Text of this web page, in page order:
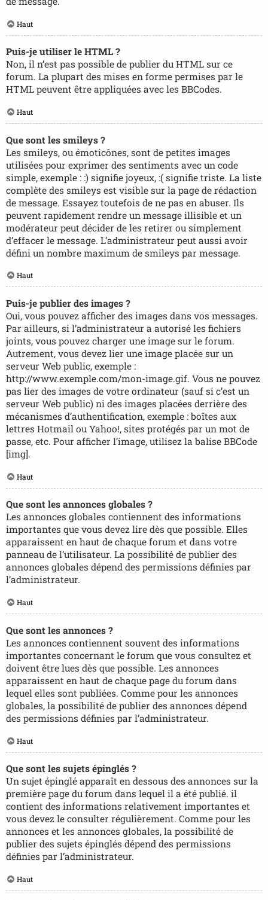
Haut
Puis-je utiliser le HTML ?
Non, il n’est pas possible de publier du HTML sur ce
forum. La plupart des mises en forme permises par le
HTML peuvent être appliquées avec les BBCodes.
Haut
Que sont les smileys ?
Les smileys, ou émoticônes, sont de petites images
utilisées pour exprimer des sentiments avec un code
simple, exemple : :) signifie joyeux, :( signifie triste. La liste
complète des smileys est visible sur la page de rédaction
de message. Essayez toutefois de ne pas en abuser. Ils
peuvent rapidement rendre un message illisible et un
modérateur peut décider de les retirer ou simplement
d’effacer le message. L’administrateur peut aussi avoir
défini un nombre maximum de smileys par message.
Haut
Puis-je publier des images ?
Oui, vous pouvez afficher des images dans vos messages.
Par ailleurs, si l’administrateur a autorisé les fichiers
joints, vous pouvez charger une image sur le forum.
Autrement, vous devez lier une image placée sur un
serveur Web public, exemple :
http://www.exemple.com/mon-image.gif. Vous ne pouvez
pas lier des images de votre ordinateur (sauf si c’est un
serveur Web public) ni des images placées derrière des
mécanismes d’authentification, exemple : boîtes aux
lettres Hotmail ou Yahoo!, sites protégés par un mot de
passe, etc. Pour afficher l’image, utilisez la balise BBCode
[img].
Haut
Que sont les annonces globales ?
Les annonces globales contiennent des informations
importantes que vous devez lire dès que possible. Elles
apparaissent en haut de chaque forum et dans votre
panneau de l’utilisateur. La possibilité de publier des
annonces globales dépend des permissions définies par
l’administrateur.
Haut
Que sont les annonces ?
Les annonces contiennent souvent des informations
importantes concernant le forum que vous consultez et
doivent être lues dès que possible. Les annonces
apparaissent en haut de chaque page du forum dans
lequel elles sont publiées. Comme pour les annonces
globales, la possibilité de publier des annonces dépend
des permissions définies par l’administrateur.
Haut
Que sont les sujets épinglés ?
Un sujet épinglé apparaît en dessous des annonces sur la
première page du forum dans lequel il a été publié. il
contient des informations relativement importantes et
vous devez le consulter régulièrement. Comme pour les
annonces et les annonces globales, la possibilité de
publier des sujets épinglés dépend des permissions
définies par l’administrateur.
Haut